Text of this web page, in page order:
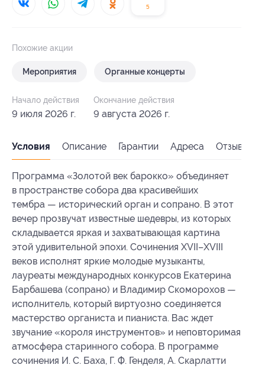
5
Похожие акции
Мероприятия Органные концерты
Начало действия
9 июля 2026 г.
Окончание действия
9 августа 2026 г.
Условия Описание Гарантии Адреса Отзывы
Программа «Золотой век барокко» объединяет
в пространстве собора два красивейших
тембра — исторический орган и сопрано. В этот
вечер прозвучат известные шедевры, из которых
складывается яркая и захватывающая картина
этой удивительной эпохи. Сочинения XVII–XVIII
веков исполнят яркие молодые музыканты,
лауреаты международных конкурсов Екатерина
Барбашева (сопрано) и Владимир Скоморохов —
исполнитель, который виртуозно соединяется
мастерство органиста и пианиста. Вас ждет
звучание «короля инструментов» и неповторимая
атмосфера старинного собора. В программе
cочинения И. С. Баха, Г. Ф. Генделя, А. Скарлатти